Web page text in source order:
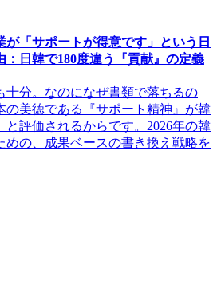
が「サポートが得意です」という日
：日韓で180度違う『貢献』の定義
十分。なのになぜ書類で落ちるの
の美徳である『サポート精神』が韓
と評価されるからです。2026年の韓
めの、成果ベースの書き換え戦略を